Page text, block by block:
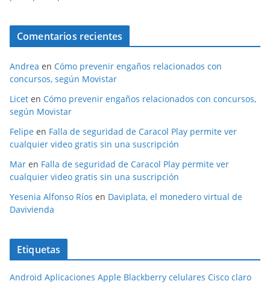
Comentarios recientes
Andrea en Cómo prevenir engaños relacionados con
concursos, según Movistar
Licet en Cómo prevenir engaños relacionados con concursos,
según Movistar
Felipe en Falla de seguridad de Caracol Play permite ver
cualquier video gratis sin una suscripción
Mar en Falla de seguridad de Caracol Play permite ver
cualquier video gratis sin una suscripción
Yesenia Alfonso Ríos en Daviplata, el monedero virtual de
Davivienda
Etiquetas
Android Aplicaciones Apple Blackberry celulares Cisco claro